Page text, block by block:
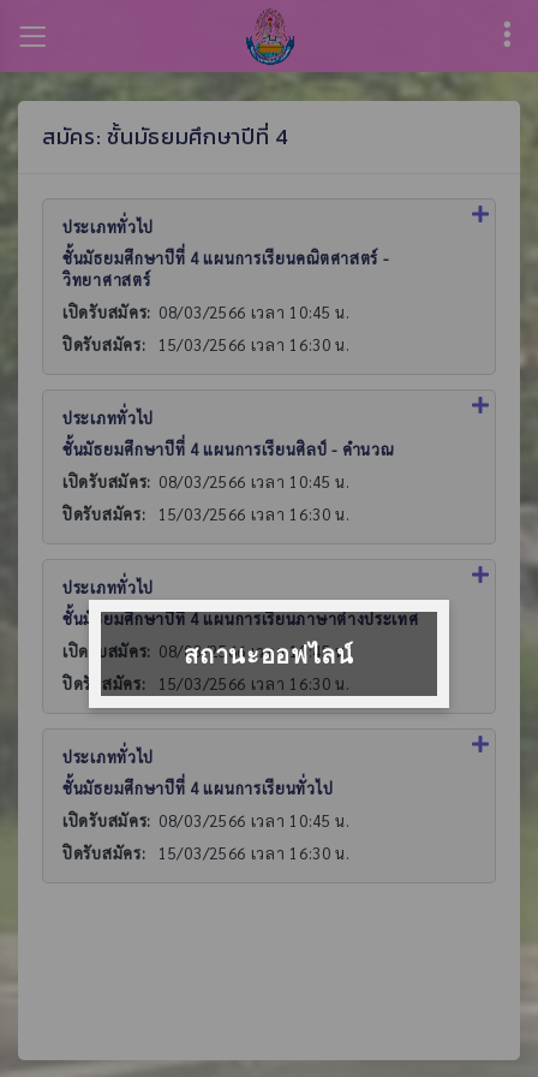
สมัคร: ชั้นมัธยมศึกษาปีที่ 4
ประเภททั่วไป
ชั้นมัธยมศึกษาปีที่ 4 แผนการเรียนคณิตศาสตร์ -
วิทยาศาสตร์
เปิดรับสมัคร: 08/03/2566 เวลา 10:45 น.
ปิดรับสมัคร:
15/03/2566 เวลา 16:30 น.
ประเภททั่วไป
ชั้นมัธยมศึกษาปีที่ 4 แผนการเรียนศิลป์ - คำนวณ
เปิดรับสมัคร: 08/03/2566 เวลา 10:45 น.
ปิดรับสมัคร:
15/03/2566 เวลา 16:30 น.
ประเภททั่วไป
ชั้นมัธยมศึกษาปีที่ 4 แผนการเรียนภาษาต่างประเทศ
เปิดรับสมัคร: 08/03/2566 เวลา 10:45 น.
ปิดรับสมัคร:
15/03/2566 เวลา 16:30 น.
ประเภททั่วไป
ชั้นมัธยมศึกษาปีที่ 4 แผนการเรียนทั่วไป
เปิดรับสมัคร: 08/03/2566 เวลา 10:45 น.
ปิดรับสมัคร:
15/03/2566 เวลา 16:30 น.
สถานะออฟไลน์